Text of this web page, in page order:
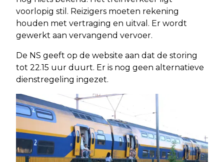
voorlopig stil. Reizigers moeten rekening
houden met vertraging en uitval. Er wordt
gewerkt aan vervangend vervoer.
De NS geeft op de website aan dat de storing
tot 22.15 uur duurt. Er is nog geen alternatieve
dienstregeling ingezet.